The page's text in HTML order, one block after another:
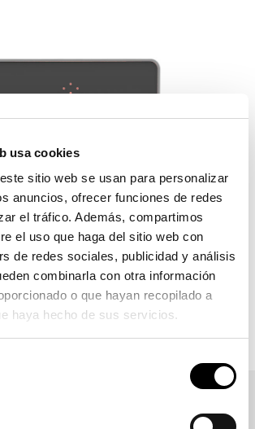
usa cookies
sitio web se usan para personalizar
anuncios, ofrecer funciones de redes
el tráfico. Además, compartimos
el uso que haga del sitio web con
de redes sociales, publicidad y análisis
combinarla con otra información
o que hayan recopilado a
haya hecho de sus servicios.